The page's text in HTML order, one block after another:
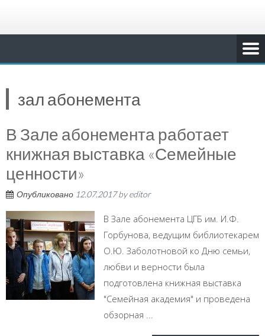
зал абонемента
В Зале абонемента работает
книжная выставка «Семейные
ценности»
Опубликовано 12.07.2017byeditor
В Зале абонемента ЦГБ им. И.Ф.
Горбунова, ведущим библиотекарем
О.Ю. Заболотновой ко Дню семьи,
любви и верности была
подготовлена книжная выставка
"Семейная академия" и проведена
обзорная ...